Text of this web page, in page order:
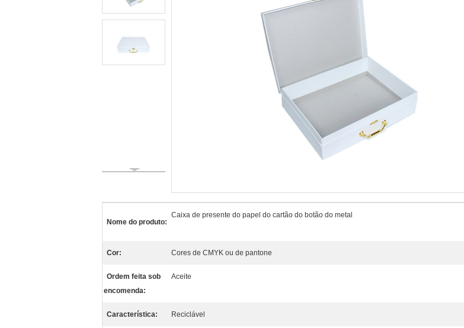
Nome do produto:
Caixa de presente do papel do cartão do botão do metal
Cor: Cores de CMYK ou de pantone
Ordem feita sob
encomenda:
Aceite
Característica: Reciclável